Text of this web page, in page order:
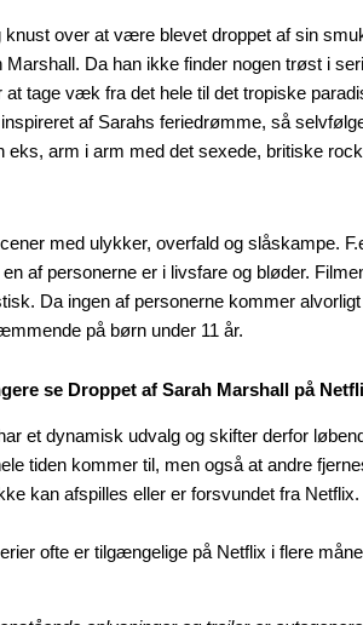
over at være blevet droppet af sin
Da han ikke finder nogen trøst i
tage væk fra det hele til det tropiske
af Sarahs feriedrømme, så
arm i arm med det sexede, britiske
med ulykker, overfald og slåskampe.
af personerne er i livsfare og bløder.
Da ingen af personerne kommer
på børn under 11 år.
se Droppet af Sarah Marshall på
et dynamisk udvalg og skifter derfor
tiden kommer til, men også at andre
kan afspilles eller er forsvundet fra Netflix.
ofte er tilgængelige på Netflix i flere